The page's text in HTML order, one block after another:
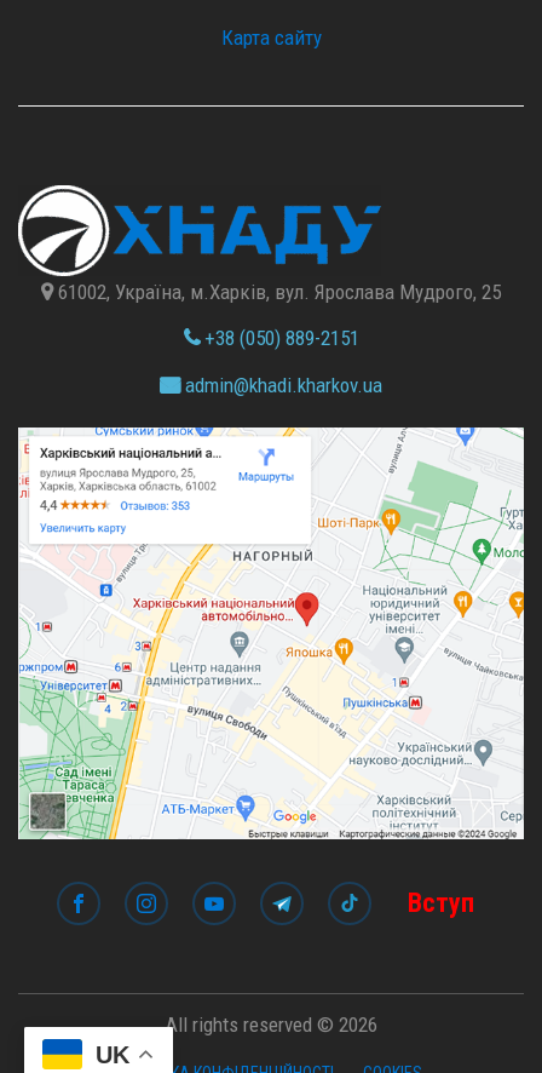
UK
Карта сайту
61002, Україна, м.Харків, вул. Ярослава Мудрого, 25
+38 (050) 889-2151
admin@khadi.kharkov.ua
Вступ
All rights reserved © 2026